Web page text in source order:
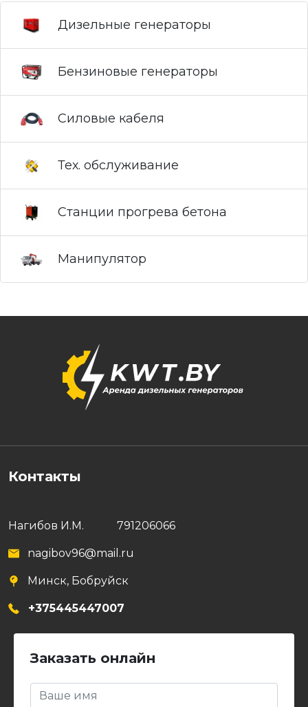
Дизельные генераторы
Бензиновые генераторы
Силовые кабеля
Тех. обслуживание
Станции прогрева бетона
Манипулятор
Контакты
Нагибов И.М. 791206066
nagibov96@mail.ru
Минск, Бобруйск
+375445447007
Заказать онлайн